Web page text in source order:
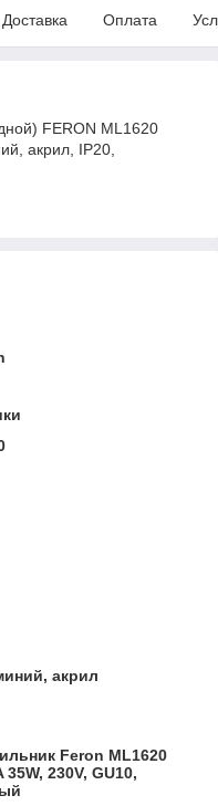
Доставка Оплата
FERON ML1620
акрил, IP20,
акрил
Feron ML1620
35W, 230V, GU10,